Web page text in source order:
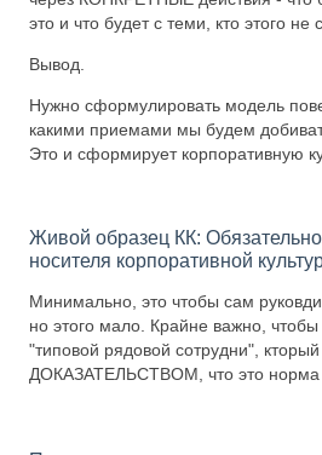
это и что будет с теми, кто этого не
Вывод.
Нужно сформулировать модель
какими приемами мы будем
Это и сформирует корпоративную
Живой образец КК:
носителя корпоративной
Минимально, это чтобы сам
но этого мало. Крайне важно,
"типовой рядовой сотрудни",
ДОКАЗАТЕЛЬСТВОМ, что это норма